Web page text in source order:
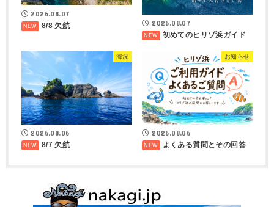
2026.08.07
8/8 欠航 2026.08.07
初めてのヒリゾ浜ガイド
海況
2026.08.06
8/7 欠航
お知らせ
2026.08.06
よくある質問とその回答